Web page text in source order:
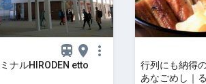
ナルHIRODEN etto
行列にも納得
あなごめし｜